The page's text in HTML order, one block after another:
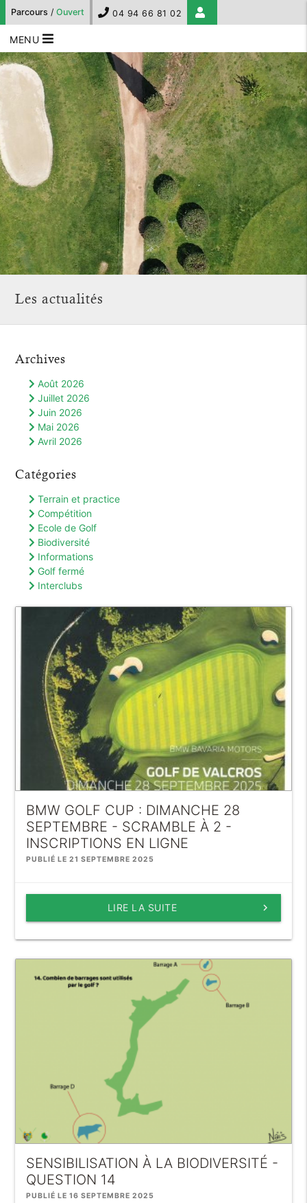
Parcours / Ouvert 04 94 66 81 02
MENU
Les actualités
Archives
Août 2026
Juillet 2026
Juin 2026
Mai 2026
Avril 2026
Catégories
Terrain et practice
Compétition
Ecole de Golf
Biodiversité
Informations
Golf fermé
Interclubs
BMW GOLF CUP : DIMANCHE 28
SEPTEMBRE - SCRAMBLE À 2 -
INSCRIPTIONS EN LIGNE
PUBLIÉ LE 21 SEPTEMBRE 2025
keyboard_arrow_right
LIRE LA SUITE
SENSIBILISATION À LA BIODIVERSITÉ -
QUESTION 14
PUBLIÉ LE 16 SEPTEMBRE 2025